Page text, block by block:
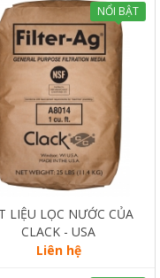
NỔI BẬT
LIỆU LỌC NƯỚC CỦA
CLACK - USA
Liên hệ